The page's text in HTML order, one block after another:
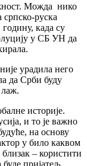
Можда нико
руска
када су
у СБ УН да
урадила него
да Срби буду
историје.
и то је важно
на основу
у било каквом
– користити
буде пријатељ